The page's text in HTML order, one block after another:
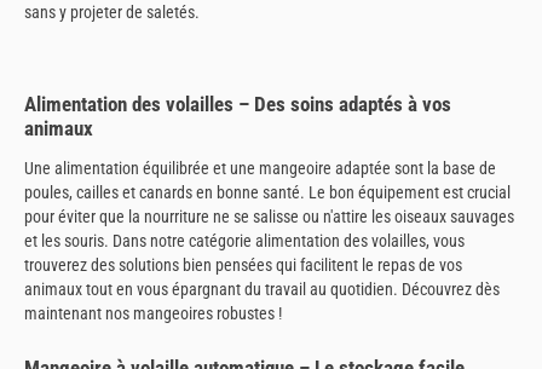
sans y projeter de saletés.
Alimentation des volailles – Des soins adaptés à vos
animaux
Une alimentation équilibrée et une mangeoire adaptée sont la base de
poules, cailles et canards en bonne santé. Le bon équipement est crucial
pour éviter que la nourriture ne se salisse ou n'attire les oiseaux sauvages
et les souris. Dans notre catégorie alimentation des volailles, vous
trouverez des solutions bien pensées qui facilitent le repas de vos
animaux tout en vous épargnant du travail au quotidien. Découvrez dès
maintenant nos mangeoires robustes !